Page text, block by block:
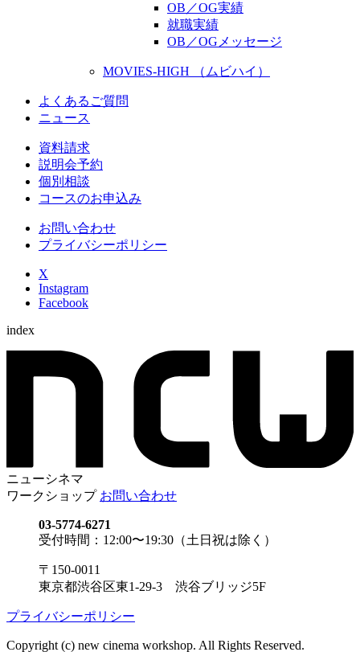
OB／OG実績
就職実績
OB／OGメッセージ
MOVIES-HIGH （ムビハイ）
よくあるご質問
ニュース
資料請求
説明会予約
個別相談
コースのお申込み
お問い合わせ
プライバシーポリシー
X
Instagram
Facebook
index
ニューシネマ
ワークショップ お問い合わせ
03-5774-6271
受付時間：12:00〜19:30（土日祝は除く）
〒150-0011
東京都渋谷区東1-29-3 渋谷ブリッジ5F
プライバシーポリシー
Copyright (c) new cinema workshop. All Rights Reserved.